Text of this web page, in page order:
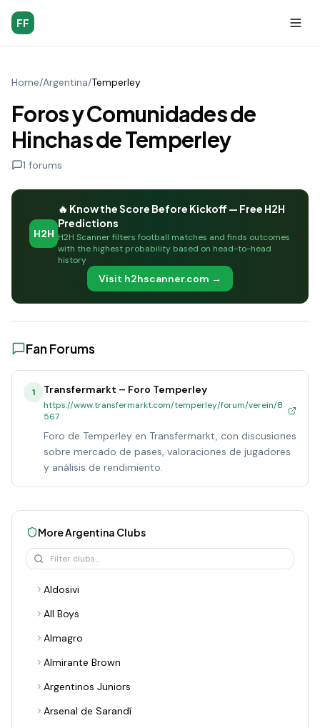
FF
Home/Argentina/Temperley
Foros y Comunidades de
Hinchas de Temperley
1 forums
H2H
🔥 Know the Score Before Kickoff — Free H2H
Predictions
H2H Scanner filters football matches and finds outcomes
with the highest probability based on head-to-head
history
Visit h2hscanner.com →
Fan Forums
1 Transfermarkt – Foro Temperley
https://www.transfermarkt.com/temperley/forum/verein/8
567
Foro de Temperley en Transfermarkt, con discusiones
sobre mercado de pases, valoraciones de jugadores
y análisis de rendimiento.
MoreArgentina Clubs
Aldosivi
All Boys
Almagro
Almirante Brown
Argentinos Juniors
Arsenal de Sarandí